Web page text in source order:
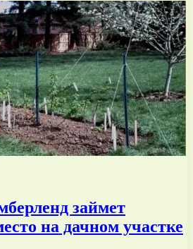
займет
на дачном участке